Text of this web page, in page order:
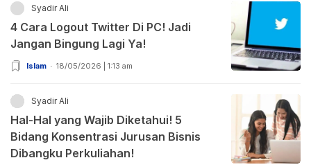
Syadir Ali
4 Cara Logout Twitter Di PC! Jadi
Jangan Bingung Lagi Ya!
Islam 18/05/2026 | 1:13 am
Syadir Ali
Hal-Hal yang Wajib Diketahui! 5
Bidang Konsentrasi Jurusan Bisnis
Dibangku Perkuliahan!